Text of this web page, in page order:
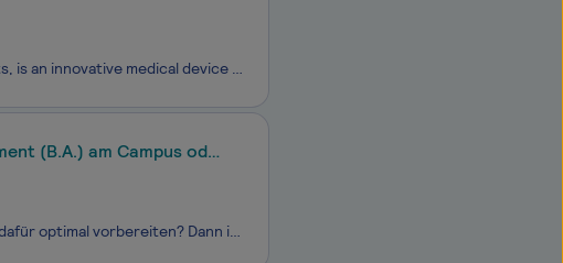
Insulet Corporation (NASDAQ: PODD), headquartered in Massachusetts, is an innovative medical device company dedicated to simplifying life for people with diabetes and other conditions through its Omnipod product platform. The Omnipod Insulin Management System provides a unique alternative to traditi
(B.A.) am Campus oder
Du möchtest in einem internationalen Unternehmen arbeiten und Dich dafür optimal vorbereiten? Dann ist der Duale Studiengang BWL - Spezialisierung International Management genau das Richtige für Dich. Du wirst alle wichtigen betriebswirtschaftlichen Kenntnisse erlernen und erhältst notwendige Werkze